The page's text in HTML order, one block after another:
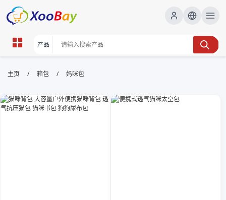
妈咪包 | XOOBAY B2B/B2C
妈咪包,育儿包,外出包, wholesale 妈咪包, XOOBAY
主页 / 箱包 / 妈咪包